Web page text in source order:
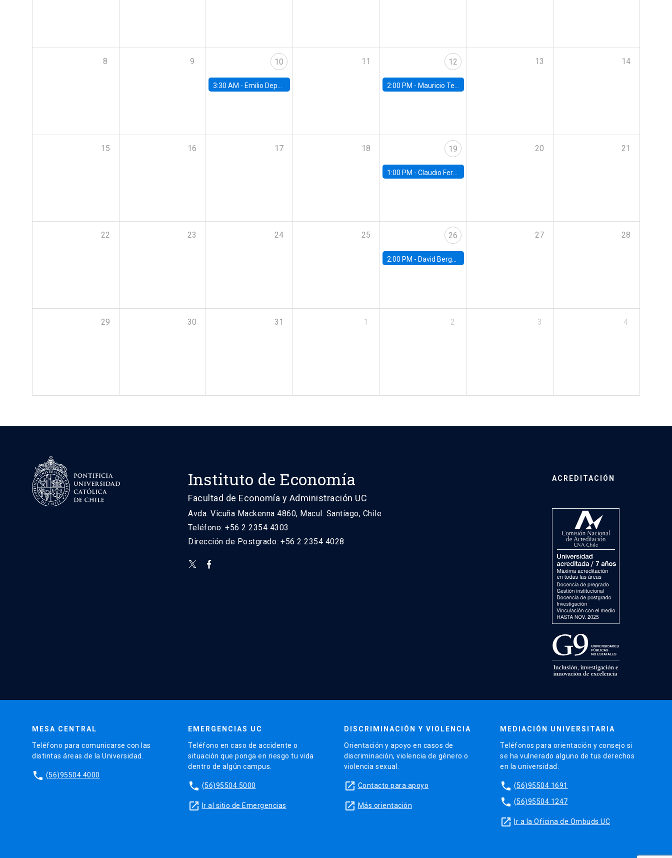
8 9 10
3:30 AM - Emilio Depetris-Chauvín, Universidad Católica
11 12
2:00 PM - Mauricio Tejada, UDP
13 14
15 16 17 18 19
1:00 PM - Claudio Ferraz, British Columbia
20 21
22 23 24 25 26
2:00 PM - David Berger, Duke
27 28
29 30 31 1 2 3 4
Instituto de Economía
Facultad de Economía y Administración UC
Avda. Vicuña Mackenna 4860, Macul. Santiago, Chile
Teléfono: +56 2 2354 4303
Dirección de Postgrado: +56 2 2354 4028
ACREDITACIÓN
MESA CENTRAL
Teléfono para comunicarse con las
distintas áreas de la Universidad.
phone (56)95504 4000
EMERGENCIAS UC
Teléfono en caso de accidente o
situación que ponga en riesgo tu vida
dentro de algún campus.
phone (56)95504 5000
launch Ir al sitio de Emergencias
DISCRIMINACIÓN Y VIOLENCIA
Orientación y apoyo en casos de
discriminación, violencia de género o
violencia sexual.
launch Contacto para apoyo
launch Más orientación
MEDIACIÓN UNIVERSITARIA
Teléfonos para orientación y consejo si
se ha vulnerado alguno de tus derechos
en la universidad.
phone (56)95504 1691
phone (56)95504 1247
launch Ir a la Oficina de Ombuds UC